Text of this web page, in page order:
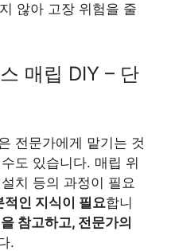
않아 고장 위험을 줄
매립 DIY – 단
전문가에게 맡기는 것
도 있습니다. 매립 위
치 등의 과정이 필요
인 지식이 필요합니
참고하고, 전문가의
.